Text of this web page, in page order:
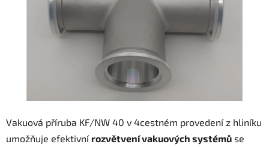
Vakuová příruba KF/NW 40 v 4cestném provedení z hliníku
umožňuje efektivní rozvětvení vakuových systémů se
hvězdiček.